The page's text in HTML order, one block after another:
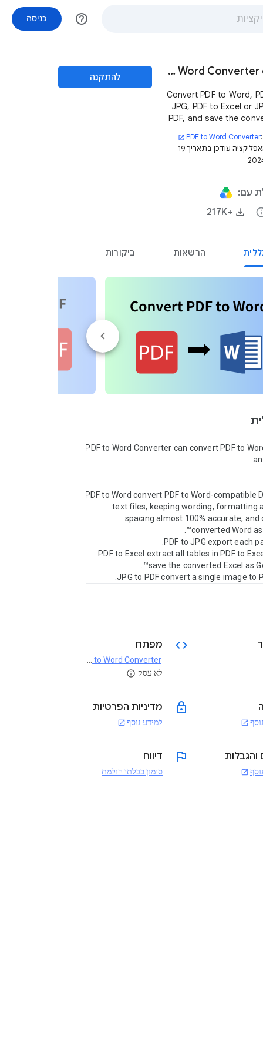
help_outline כניסה
PDF to Word Converter doc
Convert PDF to Word,
JPG, PDF to Excel or
PDF, and save the
Docs™ or Google
PDF to Word Converter
open_in_new
עודכן בתאריך:19
להתקנה
עם:
+217K‏
הרשאות ביקורות
PDF to Word Converter can convert PDF to
➤ PDF to Word convert PDF to Word-compatible
text files, keeping wording, formatting
spacing almost 100% accurate, and
➤ PDF to Excel extract all tables in PDF to
code מפתח
לא עסק info
open_in_new
lock מדיניות הפרטיות
למידע נוסף open_in_new
והגבלות
open_in_new
flag דיווח
סימון כבלתי הולמת